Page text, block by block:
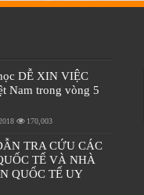
DỄ XIN VIỆC
Nam trong vòng 5
170,003
TRA CỨU CÁC
TẾ VÀ NHÀ
QUỐC TẾ UY